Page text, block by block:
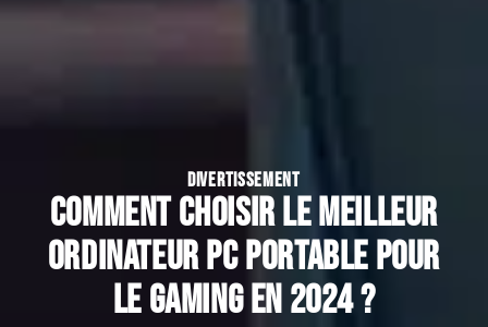
DIVERTISSEMENT
Comment choisir le meilleur
ordinateur PC portable pour
le gaming en 2024 ?